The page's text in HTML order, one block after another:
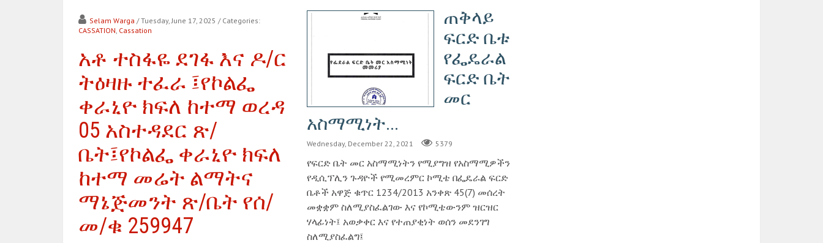
Selam Warga / Tuesday, June 17, 2025 / Categories:
CASSATION, Cassation
አቶ ተስፋዬ ደገፋ እና ዶ/ር
ትዕዛዙ ተፈራ ፤የኮልፌ
ቀራኒዮ ክፍለ ከተማ ወረዳ
05 አስተዳደር ጽ/
ቤት፤የኮልፌ ቀራኒዮ ክፍለ
ከተማ መሬት ልማትና
ማኔጅመንት ጽ/ቤት የሰ/
መ/ቁ 259947
ጠቅላይ
ፍርድ ቤቱ
የፌዴራል
ፍርድ ቤት
መር
አስማሚነት...
Wednesday, December 22, 2021 5379
የፍርድ ቤት መር አስማሚነትን የሚያግዝ የአስማሚዎችን
የዲሲፕሊን ጉዳዮች የሚመረምር ኮሚቴ በፌዴራል ፍርድ
ቤቶች አዋጅ ቁጥር 1234/2013 አንቀጽ 45(7) መሰረት
መቋቋም ስለሚያስፈልገው እና የኮሚቴውንም ዝርዝር
ሃላፊነት፤ አወቃቀር እና የተጠያቂነት ወሰን መደንገግ
ስለሚያስፈልግ፤